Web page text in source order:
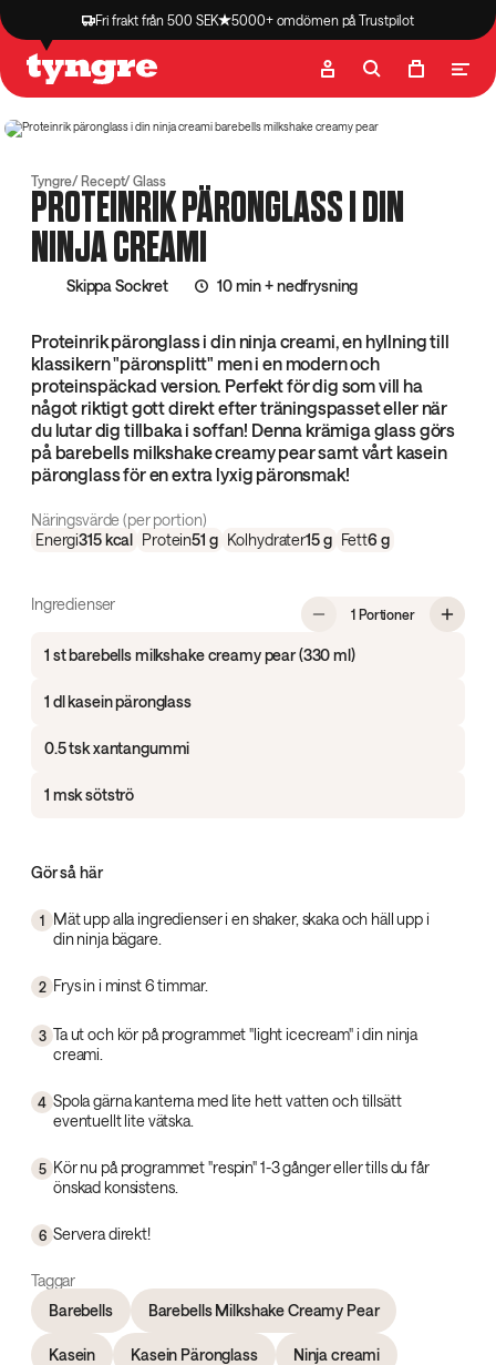
Fri frakt från 500 SEK 5000+ omdömen på Trustpilot
Butik Recept
Tyngre Recept Glass
PROTEINRIK PÄRONGLASS I DIN
NINJA CREAMI
Skippa Sockret 10 min + nedfrysning
Proteinrik päronglass i din ninja creami, en hyllning till
klassikern "päronsplitt" men i en modern och
proteinspäckad version. Perfekt för dig som vill ha
något riktigt gott direkt efter träningspasset eller när
du lutar dig tillbaka i soffan! Denna krämiga glass görs
på barebells milkshake creamy pear samt vårt kasein
päronglass för en extra lyxig päronsmak!
Näringsvärde (per portion)
Energi315kcal Protein51 g Kolhydrater15g Fett6 g
Ingredienser
1 Portioner, Proteinrik
1 st barebells milkshake creamy pear (330 ml)
1 dl kasein päronglass
0.5 tsk xantangummi
1 msk sötströ
Gör så här
1
Mät upp alla ingredienser i en shaker, skaka och häll upp i
din ninja bägare.
2 Frys in i minst 6 timmar.
3 Ta ut och kör på programmet "light icecream" i din ninja
creami.
4 Spola gärna kanterna med lite hett vatten och tillsätt
eventuellt lite vätska.
5 Kör nu på programmet "respin" 1-3 gånger eller tills du får
önskad konsistens.
6 Servera direkt!
Taggar
Barebells
Barebells Milkshake Creamy Pear
Kasein Kasein Päronglass Ninja creami